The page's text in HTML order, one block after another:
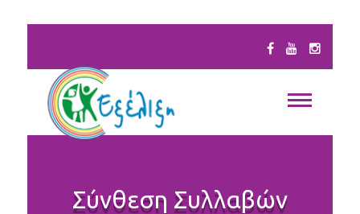
Σύνθεση Συλλαβών